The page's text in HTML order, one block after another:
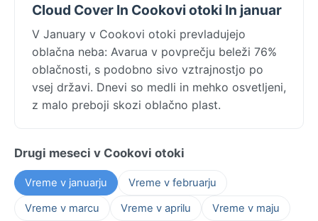
Cloud Cover In Cookovi otoki In januar
V January v Cookovi otoki prevladujejo
oblačna neba: Avarua v povprečju beleži 76%
oblačnosti, s podobno sivo vztrajnostjo po
vsej državi. Dnevi so medli in mehko osvetljeni,
z malo preboji skozi oblačno plast.
Drugi meseci v Cookovi otoki
Vreme v januarju
Vreme v februarju
Vreme v marcu
Vreme v aprilu Vreme v maju